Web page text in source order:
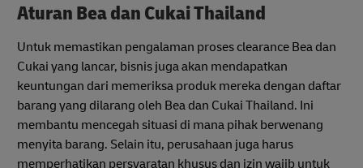
Aturan Bea dan Cukai Thailand
Untuk memastikan pengalaman proses clearance Bea dan
Cukai yang lancar, bisnis juga akan mendapatkan
keuntungan dari memeriksa produk mereka dengan daftar
barang yang dilarang oleh Bea dan Cukai Thailand. Ini
membantu mencegah situasi di mana pihak berwenang
menyita barang. Selain itu, perusahaan juga harus
memperhatikan persyaratan khusus dan izin wajib untuk